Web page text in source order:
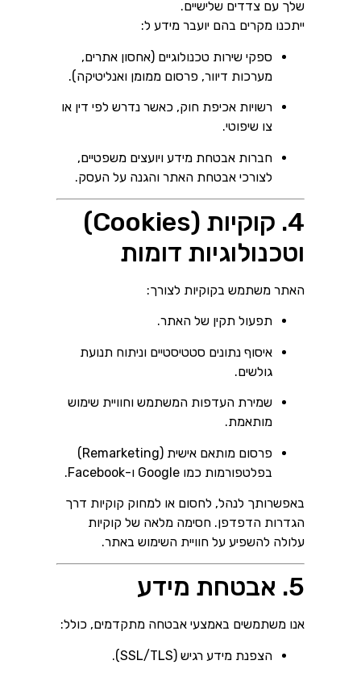
שלך עם צדדים שלישיים.
ייתכנו מקרים בהם יועבר מידע ל:
ספקי שירות טכנולוגיים (אחסון אתרים,
מערכות דיוור, פרסום ממומן ואנליטיקה).
רשויות אכיפת חוק, כאשר נדרש לפי דין או
צו שיפוטי.
חברות אבטחת מידע ויועצים משפטיים,
לצורכי אבטחת האתר והגנה על העסק.
4. קוקיות (Cookies)
וטכנולוגיות דומות
האתר משתמש בקוקיות לצורך:
תפעול תקין של האתר.
איסוף נתונים סטטיסטיים וניתוח תנועת
גולשים.
שמירת העדפות המשתמש וחוויית שימוש
מותאמת.
פרסום מותאם אישית (Remarketing)
בפלטפורמות כמו Google ו-Facebook.
באפשרותך לנהל, לחסום או למחוק קוקיות דרך
הגדרות הדפדפן. חסימה מלאה של קוקיות
עלולה להשפיע על חוויית השימוש באתר.
5. אבטחת מידע
אנו משתמשים באמצעי אבטחה מתקדמים, כולל:
הצפנת מידע רגיש (SSL/TLS).